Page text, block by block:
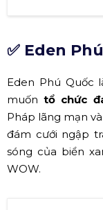
cặp đôi dành để
luôn xây dựng và
bảo sự sang
ngọt ngào giúp
thể nào quên.